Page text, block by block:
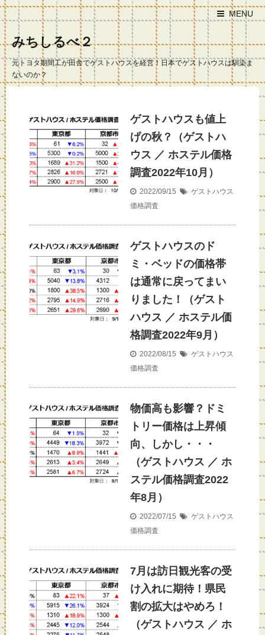
MENU
みちしるべ２
元トヨタ期間工が田舎でゲストハウスを経営！日本でゲストハウスは馴染ま
ないのか？
ゲストハウスも値上
げの秋？（ゲストハ
ウス ／ ホステル価格
調査2022年10月）
2022/09/15
ゲストハウス
価格調査
ゲストハウスのド
ミ・ベッドの価格帯
は通常に戻ってまい
りました！（ゲスト
ハウス ／ ホステル価
格調査2022年9月）
2022/08/15
ゲストハウス
価格調査
物価高も影響？ドミ
トリー価格は上昇傾
向、しかし・・・
（ゲストハウス ／ ホ
ステル価格調査2022
年8月）
2022/07/15
ゲストハウス
価格調査
7月は訪日観光客の受
け入れに期待！県民
割の拡大はやめろ！
（ゲストハウス ／ ホ